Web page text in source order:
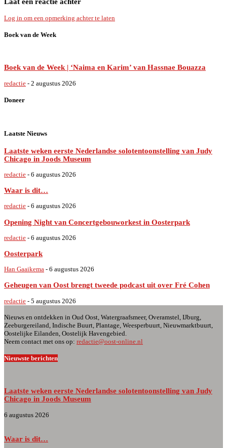
Log in om een opmerking achter te laten
Boek van de Week
Boek van de Week | ‘Naima en Karim’ van Hassnae Bouazza
redactie - 2 augustus 2026
Doneer
Laatste Nieuws
Laatste weken eerste Nederlandse solotentoonstelling van Judy
Chicago in Joods Museum
redactie - 6 augustus 2026
Waar is dit…
redactie - 6 augustus 2026
Opening Night van Concertgebouworkest in Oosterpark
redactie - 6 augustus 2026
Oosterpark
Han Gaaikema - 6 augustus 2026
Geheugen van Oost brengt tweede podcast uit over Fré Cohen
redactie - 5 augustus 2026
Nieuws en ontdekken in Oud Oost, Watergraafsmeer, Overamstel, IJburg,
Zeeburgereiland, Indische Buurt, Plantage, Weesperbuurt, Nieuwmarktbuurt,
Oostelijke Eilanden, Oostelijk Havengebied.
Neem contact met ons op: redactie@oost-online.nl
Nieuwste berichten
Laatste weken eerste Nederlandse solotentoonstelling van Judy
Chicago in Joods Museum
6 augustus 2026
Waar is dit…